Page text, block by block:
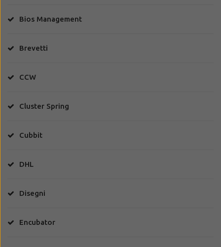
Bios Management
Brevetti
CCW
Cluster Spring
Cubbit
DHL
Disegni
Encubator